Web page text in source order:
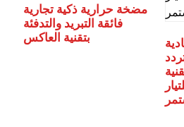
مضخة حرارية ذكية تجارية
فائقة التبريد والتدفئة
بتقنية العاكس